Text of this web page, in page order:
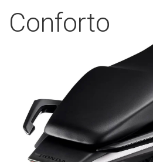
Conforto